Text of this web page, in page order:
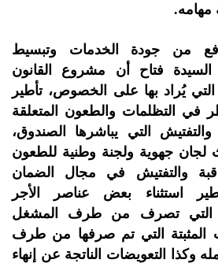
من جودة الخدمات وتبسيط
فتاح أن مشروع القانون
يُراد بها على الخصوص، تأطير
في التظلمات والطعون المتعلقة
والتفتيش التي يباشرها الصندوق،
جهوية ولجنة وطنية للطعون
والتفتيش في مجال الضمان
استثناء بعض عناصر الأجر
التي تصرف من طرف المشغل
المثبتة التي تم صرفها من طرف
وكذا التعويضات الناتجة عن إنهاء